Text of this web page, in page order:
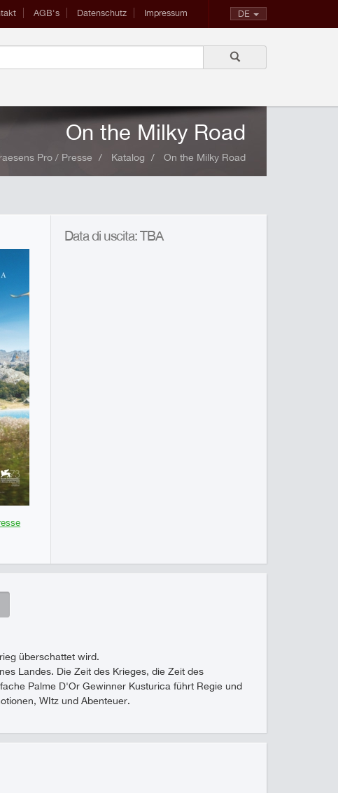
DE
AGB's Datenschutz Impressum
On the Milky Road
Pro / Presse Katalog On the Milky Road
Data di uscita: TBA
überschattet wird.
Landes. Die Zeit des Krieges, die Zeit des
Palme D'Or Gewinner Kusturica führt Regie und
WItz und Abenteuer.